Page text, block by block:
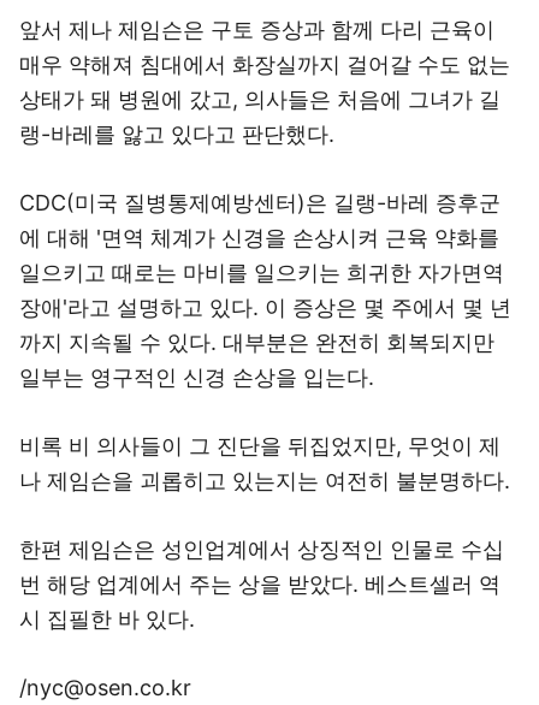
앞서 제나 제임슨은 구토 증상과 함께 다리 근육이
매우 약해져 침대에서 화장실까지 걸어갈 수도 없는
상태가 돼 병원에 갔고, 의사들은 처음에 그녀가 길
랭-바레를 앓고 있다고 판단했다.
CDC(미국 질병통제예방센터)은 길랭-바레 증후군
에 대해 '면역 체계가 신경을 손상시켜 근육 약화를
일으키고 때로는 마비를 일으키는 희귀한 자가면역
장애'라고 설명하고 있다. 이 증상은 몇 주에서 몇 년
까지 지속될 수 있다. 대부분은 완전히 회복되지만
일부는 영구적인 신경 손상을 입는다.
비록 비 의사들이 그 진단을 뒤집었지만, 무엇이 제
나 제임슨을 괴롭히고 있는지는 여전히 불분명하다.
한편 제임슨은 성인업계에서 상징적인 인물로 수십
번 해당 업계에서 주는 상을 받았다. 베스트셀러 역
시 집필한 바 있다.
/nyc@osen.co.kr